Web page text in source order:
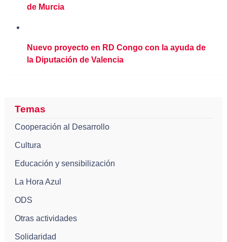
de Murcia
Nuevo proyecto en RD Congo con la ayuda de
la Diputación de Valencia
Temas
Cooperación al Desarrollo
Cultura
Educación y sensibilización
La Hora Azul
ODS
Otras actividades
Solidaridad